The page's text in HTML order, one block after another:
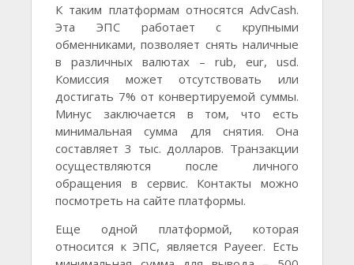
К таким платформам относятся AdvCash.
Эта ЭПС работает с крупными
обменниками, позволяет снять наличные
в различных валютах – rub, eur, usd.
Комиссия может отсутствовать или
достигать 7% от конвертируемой суммы.
Минус заключается в том, что есть
минимальная сумма для снятия. Она
составляет 3 тыс. долларов. Транзакции
осуществляются после личного
обращения в сервис. Контакты можно
посмотреть на сайте платформы.
Еще одной платформой, которая
относится к ЭПС, является Payeer. Есть